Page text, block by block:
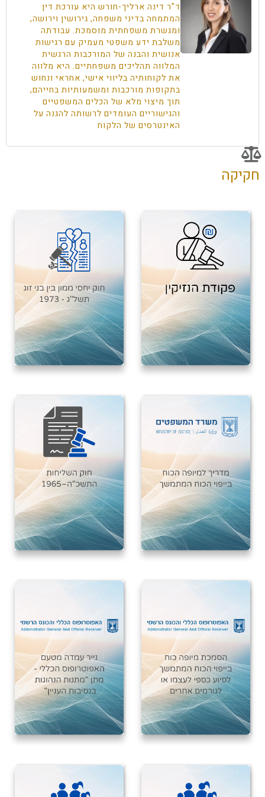
ד”ר דינה ארליך-חורש היא עורכת דין
המתמחה בדיני משפחה, גירושין וירושה,
ומגשרת משפחתית מוסמכת. עבודתה
משלבת ידע משפטי מעמיק עם רגישות
אנושית והבנה של המורכבות הרגשית
המלווה תהליכים משפחתיים. היא מלווה
את לקוחותיה בליווי אישי, אחראי ונחוש
בתקופות מורכבות ומשמעותיות בחייהם,
תוך מיצוי מלא של הכלים המשפטיים
והגישוריים העומדים לרשותה להגנה על
האינטרסים של הלקוח
חקיקה